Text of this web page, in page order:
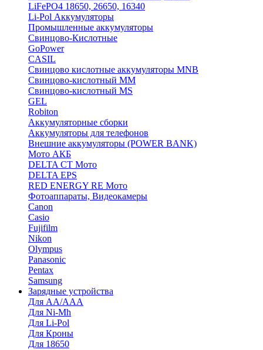
LiFePO4 18650, 26650, 16340
Li-Pol Аккумуляторы
Промышленные аккумуляторы
Свинцово-Кислотные
GoPower
CASIL
Свинцово кислотные аккумуляторы MNB
Cвинцово-кислотный MM
Cвинцово-кислотный MS
GEL
Robiton
Аккумуляторные сборки
Аккумуляторы для телефонов
Внешние аккумуляторы (POWER BANK)
Мото АКБ
DELTA CT Мото
DELTA EPS
RED ENERGY RE Мото
Фотоаппараты, Видеокамеры
Canon
Casio
Fujifilm
Nikon
Olympus
Panasonic
Pentax
Samsung
Зарядные устройства
Для AA/AAA
Для Ni-Mh
Для Li-Pol
Для Кроны
Для 18650